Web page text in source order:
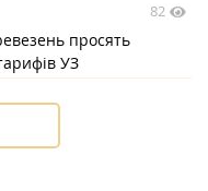
82
просять
УЗ